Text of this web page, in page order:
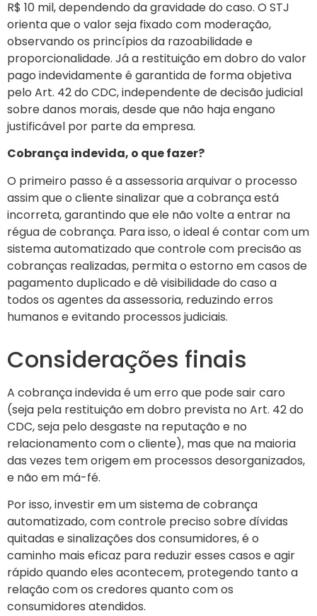
R$ 10 mil, dependendo da gravidade do caso. O STJ
orienta que o valor seja fixado com moderação,
observando os princípios da razoabilidade e
proporcionalidade. Já a restituição em dobro do valor
pago indevidamente é garantida de forma objetiva
pelo Art. 42 do CDC, independente de decisão judicial
sobre danos morais, desde que não haja engano
justificável por parte da empresa.
Cobrança indevida, o que fazer?
O primeiro passo é a assessoria arquivar o processo
assim que o cliente sinalizar que a cobrança está
incorreta, garantindo que ele não volte a entrar na
régua de cobrança. Para isso, o ideal é contar com um
sistema automatizado que controle com precisão as
cobranças realizadas, permita o estorno em casos de
pagamento duplicado e dê visibilidade do caso a
todos os agentes da assessoria, reduzindo erros
humanos e evitando processos judiciais.
Considerações finais
A cobrança indevida é um erro que pode sair caro
(seja pela restituição em dobro prevista no Art. 42 do
CDC, seja pelo desgaste na reputação e no
relacionamento com o cliente), mas que na maioria
das vezes tem origem em processos desorganizados,
e não em má-fé.
Por isso, investir em um sistema de cobrança
automatizado, com controle preciso sobre dívidas
quitadas e sinalizações dos consumidores, é o
caminho mais eficaz para reduzir esses casos e agir
rápido quando eles acontecem, protegendo tanto a
relação com os credores quanto com os
consumidores atendidos.